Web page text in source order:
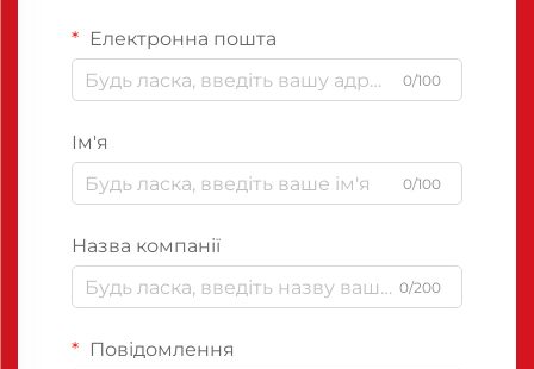
Електронна пошта
0/100
Ім'я
0/100
Назва компанії
0/200
Повідомлення